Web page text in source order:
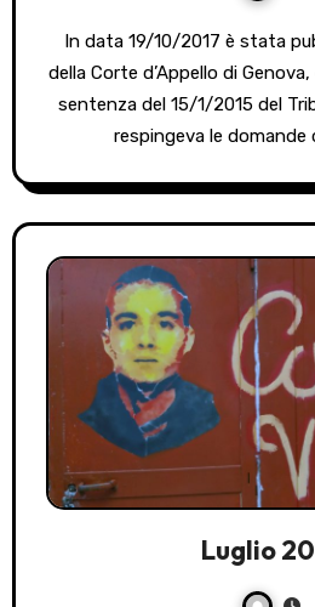
In data 19/10/2017 è stata pubblicata la sentenza
della Corte d’Appello di
sentenza del 15/1/2015 del
respingeva le domande
Luglio